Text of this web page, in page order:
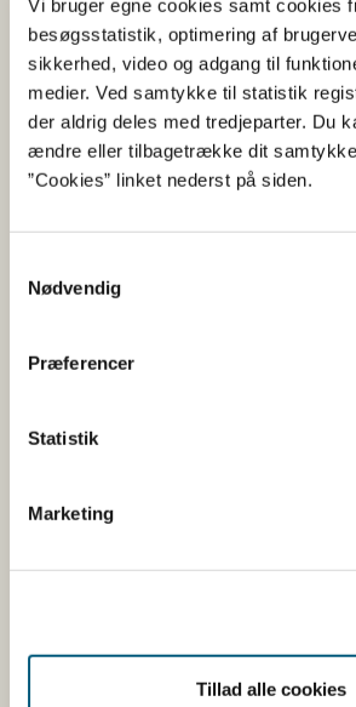
Vi bruger egne cookies samt cookies
besøgsstatistik, optimering af
sikkerhed, video og adgang til
medier. Ved samtykke til statistik
der aldrig deles med tredjeparter. Du
ændre eller tilbagetrække dit
”Cookies” linket nederst på siden.
Nødvendig
Præferencer
Statistik
Marketing
Tillad alle cookies
fremstilling. I Indien, hvor kikærter
beskrives forskellige former for
kikærter for at fjerne anti-nutritionelle
lektiner. Varmebehandling skulle
Det er dog en god ide kun at bruge
der opvarmes/steges/bages
bruge det f.eks. til babygrød eller
der er varmebehandlet på forhånd.
sikrer dig at farsen til falafel med rå
gennemstegt, og at vandet fra
anvendes i farsen, så bør indholdet
problematisk.
Naturlige giftstoffer i rå
Spis kun hyldebær (bær fra
Kog bærrene 15-20 minutter. Det
ved opvarmning.​​ Hyldebær